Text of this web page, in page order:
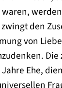
den
von
Die
Ehe,